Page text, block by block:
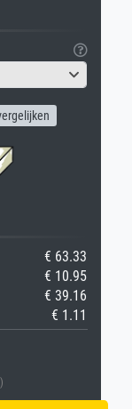
€ 63.33
€ 10.95
€ 39.16
€ 1.11